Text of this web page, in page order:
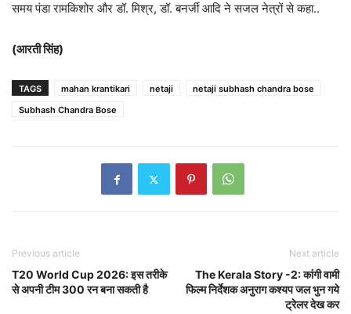
समय पंडा रामकिशोर और डॉ. मिश्र, डॉ. बनर्जी आदि ने सजल नेत्रों से कहा..
(आरती सिंह)
TAGS mahan krantikari netaji
netaji subhash chandra bose
Subhash Chandra Bose
Previous article
T20 World Cup 2026: इस तरीके
से अपनी टीम 300 रन बना सकती है
Next article
The Kerala Story -2: कांगी वामी
फिल्म निर्देशक अनुराग कश्यप जल भुन गये
ट्रेलर देख कर